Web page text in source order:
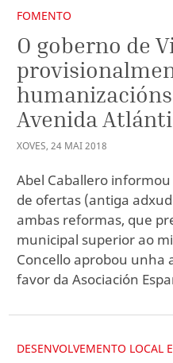
FOMENTO
O goberno de
humanizacións
Avenida
XOVES, 24 MAI2018
Abel Caballero
de ofertas (antiga
ambas reformas, que
municipal superior ao
Concello aprobou unha
favor da Asociación
DESENVOLVEMENTO LOCAL